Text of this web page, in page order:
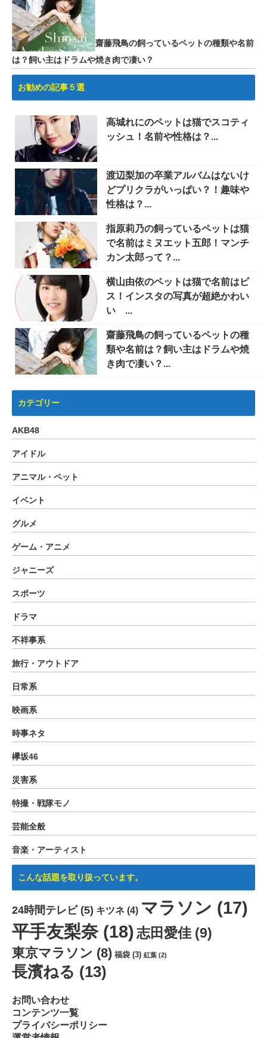
齋藤飛鳥の飼っているペットの種類や名前
は？飼い主はドラムや焼き肉で凄い？
お勧めの記事５選
高城れにのペットは猫でスコティ
ッシュ！名前や性格は？...
渡辺梨加の卒業アルバムはないけ
どプリクラがいっぱい？！趣味や
性格は？...
指原莉乃の飼っているペットは猫
で名前はミヌエット五郎！マンチ
カン太郎って？...
横山由依のペットは猫で名前はビ
ス！インスタの写真が超絶かわい
い ...
齋藤飛鳥の飼っているペットの種
類や名前は？飼い主はドラムや焼
き肉で凄い？...
カテゴリー
AKB48
アイドル
アニマル・ペット
イベント
グルメ
ゲーム・アニメ
ジャニーズ
スポーツ
ドラマ
不祥事系
旅行・アウトドア
日常系
映画系
時事ネタ
欅坂46
災害系
特撮・戦隊モノ
芸能全般
音楽・アーティスト
こんな話題を取り扱っています。
24時間テレビ(5) キツネ (4) マラソン (17)
平手友梨奈(18)志田愛佳 (9)
東京マラソン (8) 福袋 (3) 紅葉 (2)
長濱ねる (13)
お問い合わせ
コンテンツ一覧
プライバシーポリシー